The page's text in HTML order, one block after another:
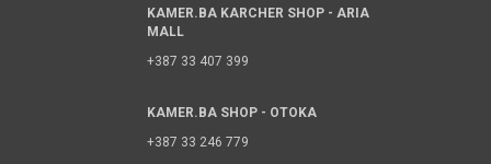
KAMER.BA KARCHER SHOP - ARIA
MALL
+387 33 407 399
KAMER.BA SHOP - OTOKA
+387 33 246 779